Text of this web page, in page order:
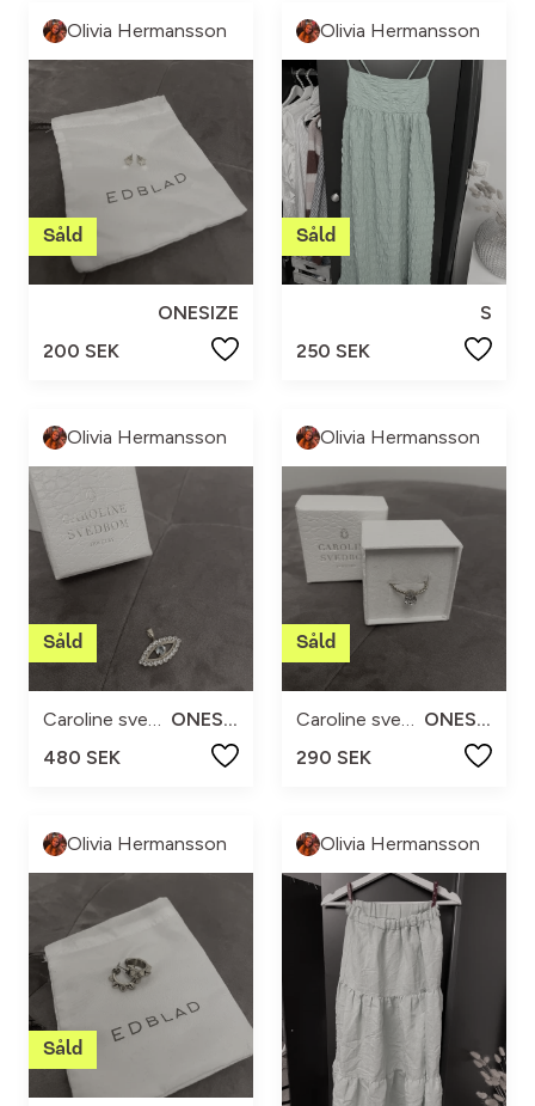
Olivia Hermansson
ONESIZE
200 SEK
Olivia Hermansson
S
250 SEK
Olivia Hermansson
Caroline svedbom
ONESIZE
480 SEK
Olivia Hermansson
Caroline svedbom
ONESIZE
290 SEK
Olivia Hermansson Olivia Hermansson